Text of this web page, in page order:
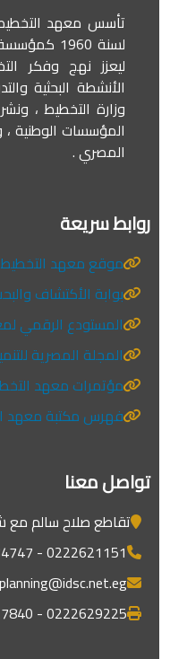
لسنة 1960
ليعزز نهج وفكر
الأنشطة البحثية
وزارة التخطيط ،
المؤسسات الوطنية
المصري .
روابط سريعة
موقع معهد التخطيط
بوابة الأكتشاف
المستودع الرقمي
المجلة المصرية
مؤتمرات معهد
فهرس مكتبة معهد
تواصل معنا
تقاطع صلاح سالم مع
0222621151 - 0222634747
0222629225 - 0222627840